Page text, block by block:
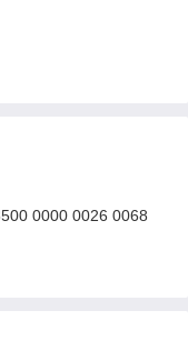
0000 0026 0068